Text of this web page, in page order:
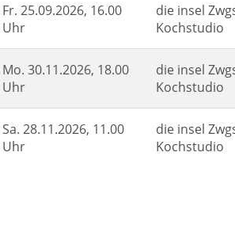
Fr. 25.09.2026, 16.00
Uhr
die insel
Kochstudio
Mo. 30.11.2026, 18.00
Uhr
die insel
Kochstudio
Sa. 28.11.2026, 11.00
Uhr
die insel
Kochstudio